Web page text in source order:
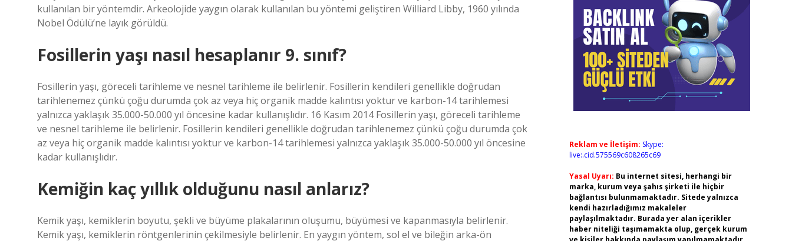
kullanılan bir yöntemdir. Arkeolojide yaygın olarak kullanılan bu yöntemi geliştiren Williard Libby, 1960 yılında
Nobel Ödülü’ne layık görüldü.
Fosillerin yaşı nasıl hesaplanır 9. sınıf?
Fosillerin yaşı, göreceli tarihleme ve nesnel tarihleme ile belirlenir. Fosillerin kendileri genellikle doğrudan
tarihlenemez çünkü çoğu durumda çok az veya hiç organik madde kalıntısı yoktur ve karbon-14 tarihlemesi
yalnızca yaklaşık 35.000-50.000 yıl öncesine kadar kullanışlıdır. 16 Kasım 2014 Fosillerin yaşı, göreceli tarihleme
ve nesnel tarihleme ile belirlenir. Fosillerin kendileri genellikle doğrudan tarihlenemez çünkü çoğu durumda çok
az veya hiç organik madde kalıntısı yoktur ve karbon-14 tarihlemesi yalnızca yaklaşık 35.000-50.000 yıl öncesine
kadar kullanışlıdır.
Kemiğin kaç yıllık olduğunu nasıl anlarız?
Kemik yaşı, kemiklerin boyutu, şekli ve büyüme plakalarının oluşumu, büyümesi ve kapanmasıyla belirlenir.
Kemik yaşı, kemiklerin röntgenlerinin çekilmesiyle belirlenir. En yaygın yöntem, sol el ve bileğin arka-ön
Reklam ve İletişim: Skype:
live:.cid.575569c608265c69
Yasal Uyarı: Bu internet sitesi, herhangi bir
marka, kurum veya şahıs şirketi ile hiçbir
bağlantısı bulunmamaktadır. Sitede yalnızca
kendi hazırladığımız makaleler
paylaşılmaktadır. Burada yer alan içerikler
haber niteliği taşımamakta olup, gerçek kurum